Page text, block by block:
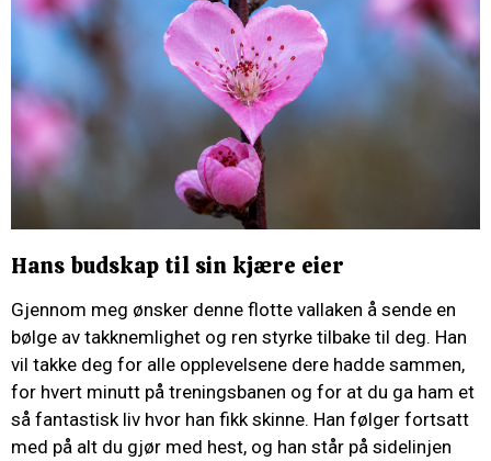
Hans budskap til sin kjære eier
Gjennom meg ønsker denne flotte vallaken å sende en
bølge av takknemlighet og ren styrke tilbake til deg. Han
vil takke deg for alle opplevelsene dere hadde sammen,
for hvert minutt på treningsbanen og for at du ga ham et
så fantastisk liv hvor han fikk skinne. Han følger fortsatt
med på alt du gjør med hest, og han står på sidelinjen